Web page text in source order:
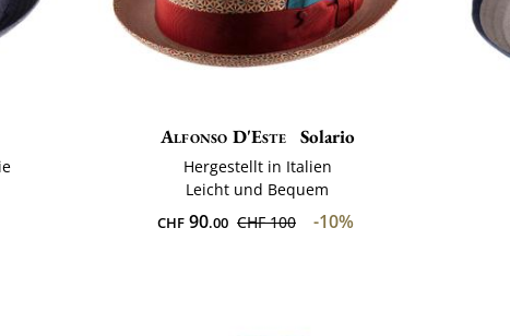
Alfonso D'Este Solario
Hergestellt in Italien
Leicht und Bequem
CHF90.00 CHF 100 -10%